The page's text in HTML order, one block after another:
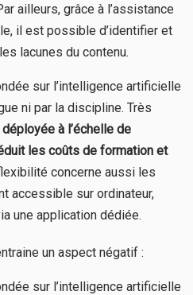
ailleurs, grâce à l’assistance
il est possible d’identifier et
lacunes du contenu.
sur l’intelligence artificielle
ni par la discipline. Très
à l’échelle de
les coûts de formation et
concerne aussi les
accessible sur ordinateur,
une application dédiée.
un aspect négatif :
sur l’intelligence artificielle